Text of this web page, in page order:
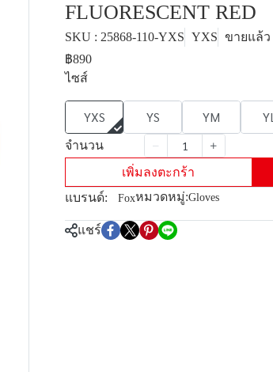
FLUORESCENT RED
SKU : 25868-110-YXS YXS ขายแล้ว
฿890
ไซส์
YXS YS YM YL
จำนวน
เพิ่มลงตะกร้า
แบรนด์: Foxหมวดหมู่:Gloves
แชร์